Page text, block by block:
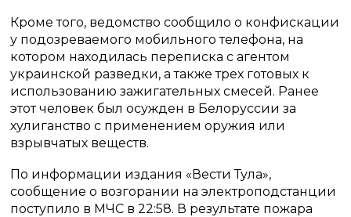
Кроме того, ведомство сообщило о конфискации
у подозреваемого мобильного телефона, на
котором находилась переписка с агентом
украинской разведки, а также трех готовых к
использованию зажигательных смесей. Ранее
этот человек был осужден в Белоруссии за
хулиганство с применением оружия или
взрывчатых веществ.
По информации издания «Вести Тула»,
сообщение о возгорании на электроподстанции
поступило в МЧС в 22:58. В результате пожара